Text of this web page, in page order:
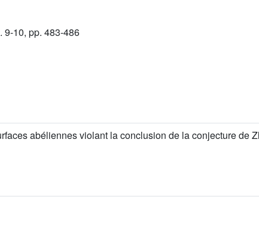
9-10, pp. 483-486
abéliennes violant la conclusion de la conjecture de